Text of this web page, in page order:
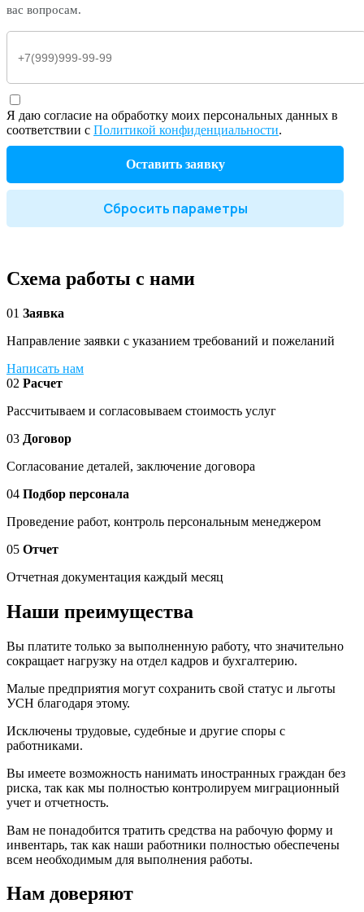
вас вопросам.
Я даю согласие на обработку моих персональных данных в
соответствии с Политикой конфиденциальности.
Оставить заявку
Сбросить параметры
Схема работы с нами
01 Заявка
Направление заявки с указанием требований и пожеланий
Написать нам
02 Расчет
Рассчитываем и согласовываем стоимость услуг
03 Договор
Согласование деталей, заключение договора
04 Подбор персонала
Проведение работ, контроль персональным менеджером
05 Отчет
Отчетная документация каждый месяц
Наши преимущества
Вы платите только за выполненную работу, что значительно
сокращает нагрузку на отдел кадров и бухгалтерию.
Малые предприятия могут сохранить свой статус и льготы
УСН благодаря этому.
Исключены трудовые, судебные и другие споры с
работниками.
Вы имеете возможность нанимать иностранных граждан без
риска, так как мы полностью контролируем миграционный
учет и отчетность.
Вам не понадобится тратить средства на рабочую форму и
инвентарь, так как наши работники полностью обеспечены
всем необходимым для выполнения работы.
Нам доверяют